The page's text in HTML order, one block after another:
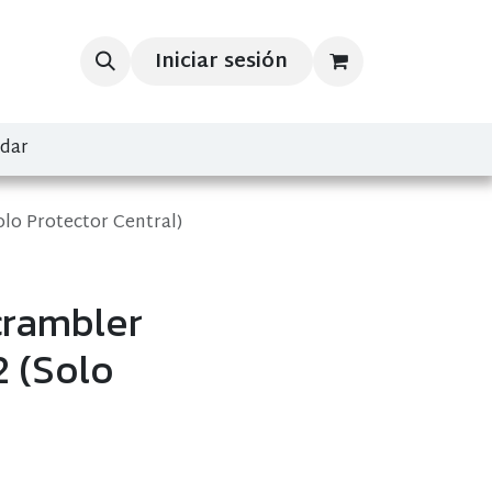
Iniciar sesión
Protector Central)
(Solo